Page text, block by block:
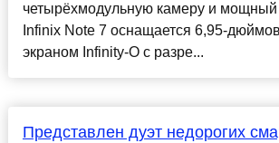
четырёхмодульную камеру и мощный
Infinix Note 7 оснащается 6,95-
экраном Infinity-O с разре...
Представлен дуэт недорогих